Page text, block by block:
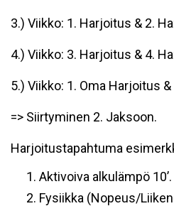
3.) Viikko: 1. Harjoitus & 2.
4.) Viikko: 3. Harjoitus & 4.
5.) Viikko: 1. Oma Harjoitus
=> Siirtyminen 2. Jaksoon.
Harjoitustapahtuma
Aktivoiva alkulämpö 10’.
Fysiikka (Nopeus/